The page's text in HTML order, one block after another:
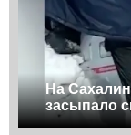
На
засыпало